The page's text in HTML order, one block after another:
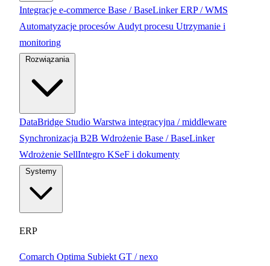
Integracje e-commerce Base / BaseLinkerERP / WMS
Automatyzacje procesów Audyt procesu Utrzymanie i
monitoring
Rozwiązania
DataBridge Studio Warstwa integracyjna / middleware
Synchronizacja B2B Wdrożenie Base / BaseLinker
Wdrożenie SellIntegro KSeF i dokumenty
ERP
Comarch Optima Subiekt GT / nexo